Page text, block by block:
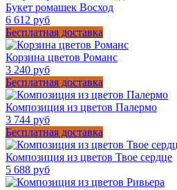
Букет ромашек Восход
6 612 руб
Бесплатная доставка
Корзина цветов Романс
3 240 руб
Бесплатная доставка
Композиция из цветов Палермо
3 744 руб
Бесплатная доставка
Композиция из цветов Твое сердце
5 688 руб